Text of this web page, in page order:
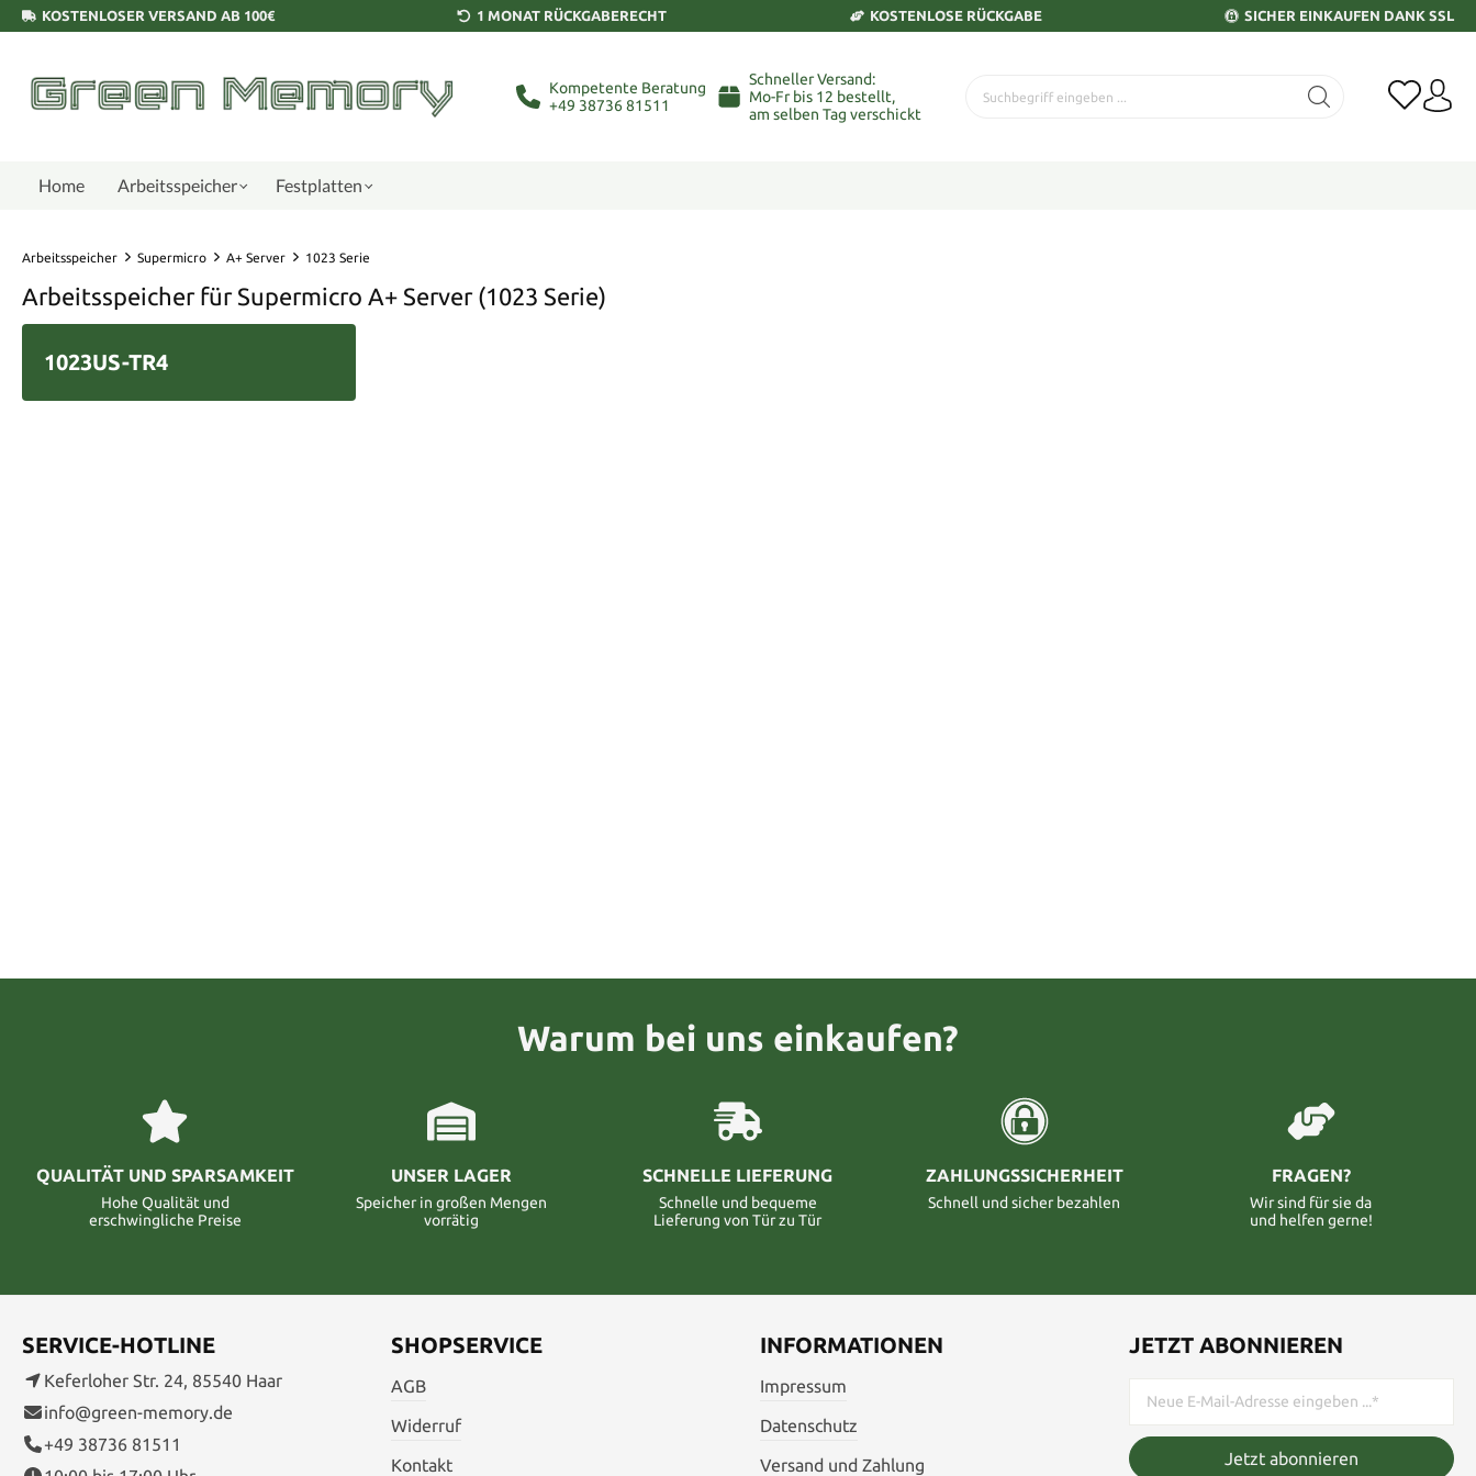
KOSTENLOSER VERSAND AB 100€ 1 MONAT RÜCKGABERECHT KOSTENLOSE RÜCKGABE SICHER EINKAUFEN DANK SSL
Kompetente Beratung
+49 38736 81511
Schneller Versand:
Mo-Fr bis 12 bestellt,
am selben Tag verschickt
Home Arbeitsspeicher Festplatten
Arbeitsspeicher Supermicro A+ Server 1023 Serie
Arbeitsspeicher für Supermicro A+ Server (1023 Serie)
1023US-TR4
Warum bei uns einkaufen?
QUALITÄT UND SPARSAMKEIT
Hohe Qualität und
erschwingliche Preise
UNSER LAGER
Speicher in großen Mengen
vorrätig
SCHNELLE LIEFERUNG
Schnelle und bequeme
Lieferung von Tür zu Tür
ZAHLUNGSSICHERHEIT
Schnell und sicher bezahlen
FRAGEN?
Wir sind für sie da
und helfen gerne!
SERVICE-HOTLINE
Keferloher Str. 24, 85540 Haar
info@green-memory.de
+49 38736 81511
SHOPSERVICE
AGB
Widerruf
Kontakt
INFORMATIONEN
Impressum
Datenschutz
Versand und Zahlung
JETZT ABONNIEREN
Jetzt abonnieren